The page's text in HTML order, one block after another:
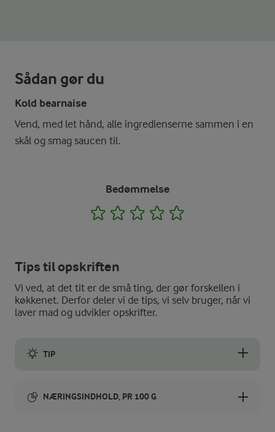
Sådan gør du
Kold bearnaise
Vend, med let hånd, alle ingredienserne sammen i en
skål og smag saucen til.
Bedømmelse
1 2 3 4
Tips til opskriften
Vi ved, at det tit er de små ting, der gør forskellen i
køkkenet. Derfor deler vi de tips, vi selv bruger, når vi
laver mad og udvikler opskrifter.
TIP
NÆRINGSINDHOLD, PR 100 G